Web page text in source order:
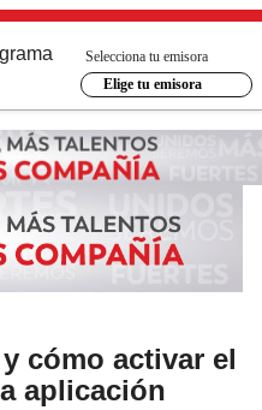
Selecciona tu emisora
Elige tu emisora
cómo activar el
aplicación